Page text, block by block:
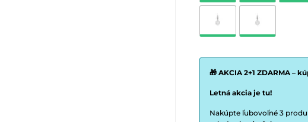
🎁 AKCIA 2+1 ZDARMA –
Letná akcia je tu!
Nakúpte ľubovoľné 3